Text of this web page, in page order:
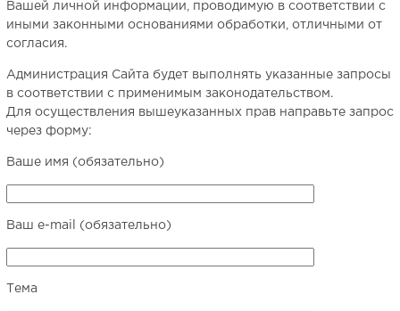
Вашей личной информации, проводимую в соответствии с
иными законными основаниями обработки, отличными от
согласия.
Администрация Сайта будет выполнять указанные запросы
в соответствии с применимым законодательством.
Для осуществления вышеуказанных прав направьте запрос
через форму:
Ваше имя (обязательно)
Ваш e-mail (обязательно)
Тема